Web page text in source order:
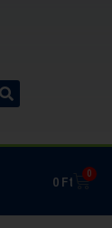
0Ft 0